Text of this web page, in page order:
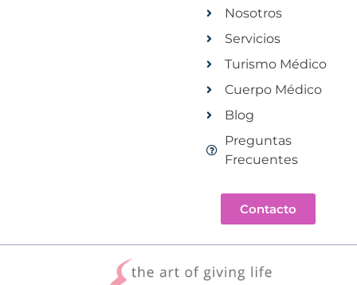
Nosotros
Servicios
Turismo Médico
Cuerpo Médico
Blog
Preguntas
Frecuentes
Contacto